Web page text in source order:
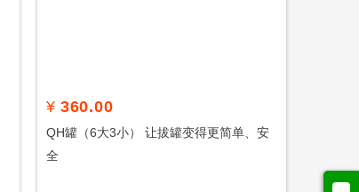
¥ 360.00
QH罐（6大3小） 让拔罐变得更简单、安
全